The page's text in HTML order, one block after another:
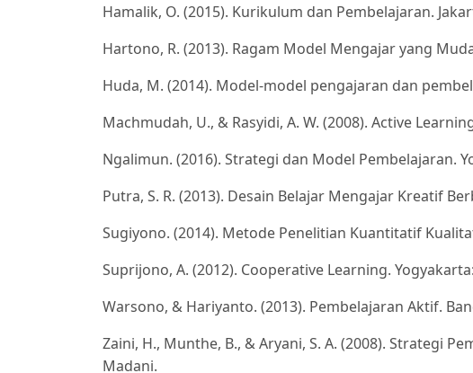
Hamalik, O. (2015). Kurikulum dan Pembelajaran.
Hartono, R. (2013). Ragam Model Mengajar yang
Huda, M. (2014). Model-model pengajaran dan
Machmudah, U., & Rasyidi, A. W. (2008). Active
Ngalimun. (2016). Strategi dan Model Pembelajaran.
Putra, S. R. (2013). Desain Belajar Mengajar Kreatif
Sugiyono. (2014). Metode Penelitian Kuantitatif
Suprijono, A. (2012). Cooperative Learning.
Warsono, & Hariyanto. (2013). Pembelajaran Aktif.
Zaini, H., Munthe, B., & Aryani, S. A. (2008). Strategi
Madani.